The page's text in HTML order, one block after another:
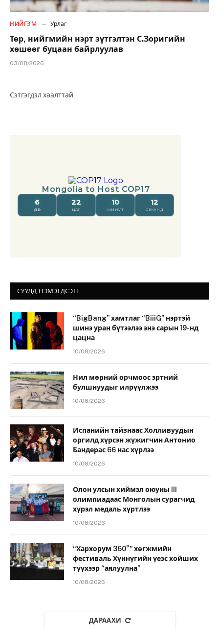
НИЙГЭМ Урлаг
Төр, нийгмийн нэрт зүтгэлтэн С.Зоригийн
хөшөөг буцаан байрлуулав
03/08/2026
Сэтгэгдэл хаалттай
СҮҮЛД НЭМЭГДСЭН
“BigBang” хамтлаг “BiiiG” нэртэй
шинэ уран бүтээлээ энэ сарын 19-нд
цацна
10/08/2026
Нил мөрний орчмоос эртний
булшнуудыг илрүүлжээ
10/08/2026
Испанийн тайзнаас Холливуудын
оргилд хүрсэн жүжигчин Антонио
Бандерас 66 нас хүрлээ
10/08/2026
Олон улсын хиймэл оюуны III
олимпиадаас Монголын сурагчид
хүрэл медаль хүртлээ
10/08/2026
“Хархорум 360°” хөгжмийн
фестиваль Хүннүгийн үеэс хойших
түүхээр “аялуулна”
10/08/2026
ДАРААХИ